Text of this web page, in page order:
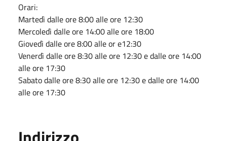
Orari:
Martedì dalle ore 8:00 alle ore 12:30
Mercoledì dalle ore 14:00 alle ore 18:00
Giovedì dalle ore 8:00 alle or e12:30
Venerdì dalle ore 8:30 alle ore 12:30 e dalle ore 14:00
alle ore 17:30
Sabato dalle ore 8:30 alle ore 12:30 e dalle ore 14:00
alle ore 17:30